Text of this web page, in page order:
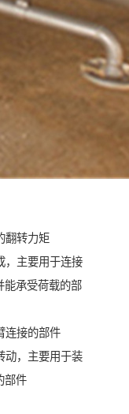
翻转力矩
，主要用于连接
能承受荷载的部
连接的部件
动，主要用于装
部件